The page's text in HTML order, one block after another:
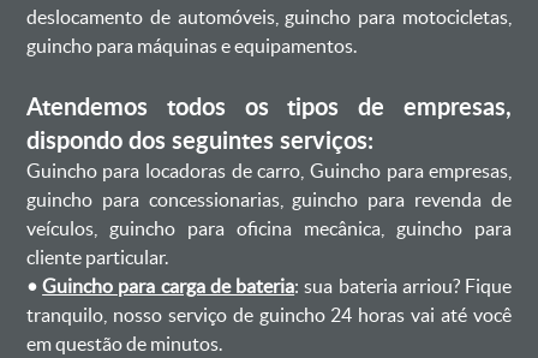
deslocamento de automóveis, guincho para motocicletas,
guincho para máquinas e equipamentos.
Atendemos todos os tipos de empresas,
dispondo dos seguintes serviços:
Guincho para locadoras de carro, Guincho para empresas,
guincho para concessionarias, guincho para revenda de
veículos, guincho para oficina mecânica, guincho para
cliente particular.
•Guincho para carga de bateria: sua bateria arriou? Fique
tranquilo, nosso serviço de guincho 24 horas vai até você
em questão de minutos.